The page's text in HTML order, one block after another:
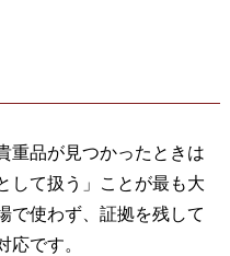
重品が見つかったときは
して扱う」ことが最も大
で使わず、証拠を残して
です。